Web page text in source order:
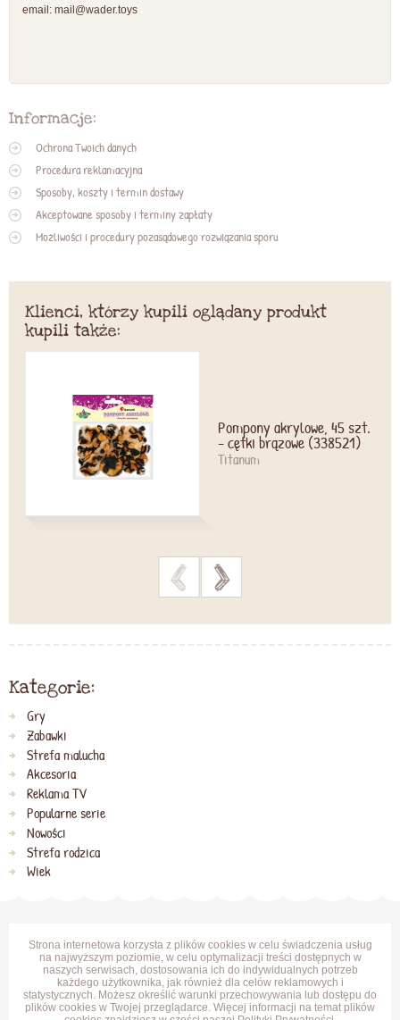
email: mail@wader.toys
Informacje:
Ochrona Twoich danych
Procedura reklamacyjna
Sposoby, koszty i termin dostawy
Akceptowane sposoby i terminy zapłaty
Możliwości i procedury pozasądowego rozwiązania sporu
Klienci, którzy kupili oglądany produkt
kupili także:
Pompony akrylowe, 45 szt.
- cętki brązowe (338521)
Titanum
> >
Kategorie:
Gry
Zabawki
Strefa malucha
Akcesoria
Reklama TV
Popularne serie
Nowości
Strefa rodzica
Wiek
Strona internetowa korzysta z plików cookies w celu świadczenia usług
na najwyższym poziomie, w celu optymalizacji treści dostępnych w
naszych serwisach, dostosowania ich do indywidualnych potrzeb
każdego użytkownika, jak również dla celów reklamowych i
statystycznych. Możesz określić warunki przechowywania lub dostępu do
plików cookies w Twojej przeglądarce. Więcej informacji na temat plików